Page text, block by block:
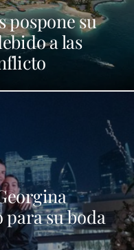
pospone su
a las
su boda